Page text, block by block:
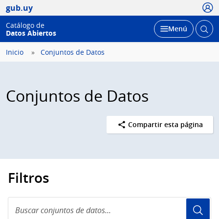
gub.uy
Catálogo de
Datos Abiertos
Desplegar
Menú Abrir
Inicio Conjuntos de Datos
Conjuntos de Datos
Compartir esta página
Filtros
conjuntos